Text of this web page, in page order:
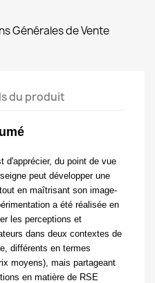
Générales de Vente
du produit
d'apprécier, du point de vue
peut développer une
en maîtrisant son image-
a été réalisée en
les perceptions et
dans deux contextes de
différents en termes
moyens), mais partageant
en matière de RSE